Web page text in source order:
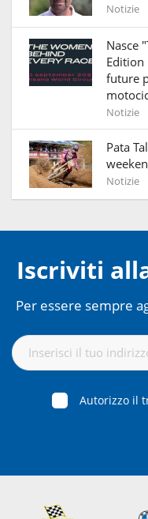
Notizie
Nasce
Edition
future
Notizie
Pata
Notizie
Iscriviti
Per essere sempre
Autorizzo il